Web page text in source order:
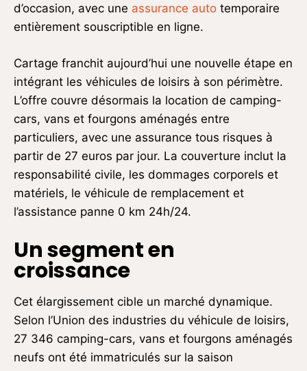
d’occasion, avec une assurance auto temporaire
entièrement souscriptible en ligne.
Cartage franchit aujourd’hui une nouvelle étape en
intégrant les véhicules de loisirs à son périmètre.
L’offre couvre désormais la location de camping-
cars, vans et fourgons aménagés entre
particuliers, avec une assurance tous risques à
partir de 27 euros par jour. La couverture inclut la
responsabilité civile, les dommages corporels et
matériels, le véhicule de remplacement et
l’assistance panne 0 km 24h/24.
Un segment en
croissance
Cet élargissement cible un marché dynamique.
Selon l’Union des industries du véhicule de loisirs,
27 346 camping-cars, vans et fourgons aménagés
neufs ont été immatriculés sur la saison